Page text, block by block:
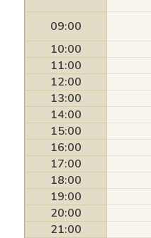
09:00
10:00
11:00
12:00
13:00
14:00
15:00
16:00
17:00
18:00
19:00
20:00
21:00